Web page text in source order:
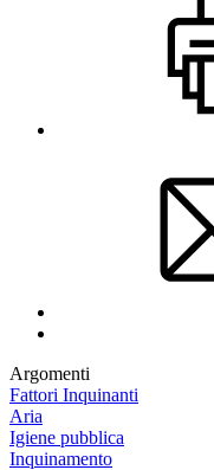
Argomenti
Fattori Inquinanti
Aria
Igiene pubblica
Inquinamento